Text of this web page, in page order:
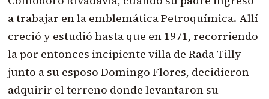
a trabajar en la emblemática Petroquímica. Allí
creció y estudió hasta que en 1971, recorriendo
la por entonces incipiente villa de Rada Tilly
junto a su esposo Domingo Flores, decidieron
adquirir el terreno donde levantaron su